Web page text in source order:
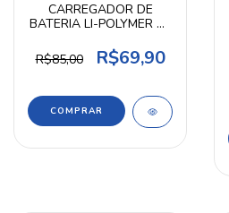
CARREGADOR DE
BATERIA LI-POLYMER B3
RC
R$85,00 R$69,90